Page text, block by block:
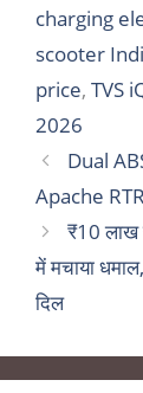
charging
scooter
price, TVS
2026
Dual
Apache RTR
₹10
में मचाया
दिल